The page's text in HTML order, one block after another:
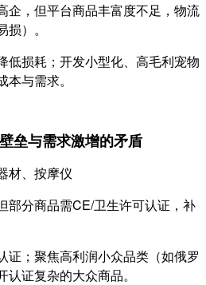
企，但平台商品丰富度不足，物流
）。
低损耗；开发小型化、高毛利宠物
与需求。
垒与需求激增的矛盾
材、按摩仪
部分商品需CE/卫生许可认证，补
证；聚焦高利润小众品类（如俄罗
证复杂的大众商品。